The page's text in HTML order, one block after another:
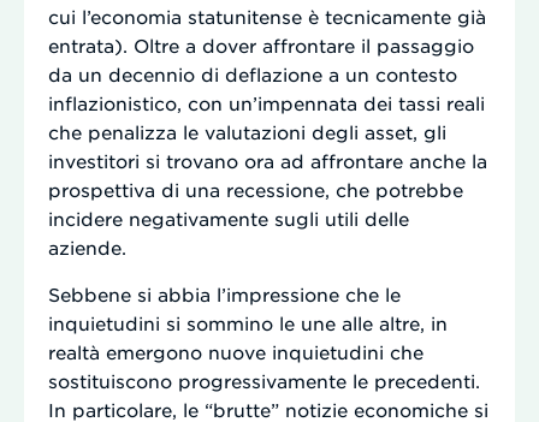
cui l’economia statunitense è tecnicamente già
entrata). Oltre a dover affrontare il passaggio
da un decennio di deflazione a un contesto
inflazionistico, con un’impennata dei tassi reali
che penalizza le valutazioni degli asset, gli
investitori si trovano ora ad affrontare anche la
prospettiva di una recessione, che potrebbe
incidere negativamente sugli utili delle
aziende.
Sebbene si abbia l’impressione che le
inquietudini si sommino le une alle altre, in
realtà emergono nuove inquietudini che
sostituiscono progressivamente le precedenti.
In particolare, le “brutte” notizie economiche si